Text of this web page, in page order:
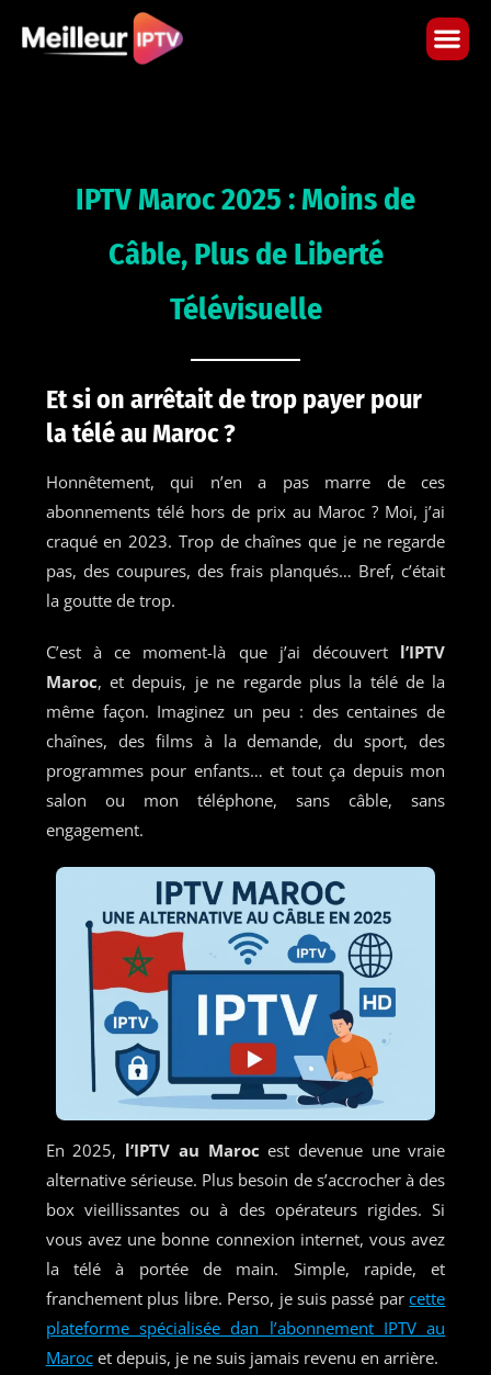
content
IPTV Maroc 2025 : Moins de
Câble, Plus de Liberté
Télévisuelle
Et si on arrêtait de trop payer pour
la télé au Maroc ?
Honnêtement, qui n’en a pas marre de ces
abonnements télé hors de prix au Maroc ? Moi, j’ai
craqué en 2023. Trop de chaînes que je ne regarde
pas, des coupures, des frais planqués… Bref, c’était
la goutte de trop.
C’est à ce moment-là que j’ai découvert l’IPTV
Maroc, et depuis, je ne regarde plus la télé de la
même façon. Imaginez un peu : des centaines de
chaînes, des films à la demande, du sport, des
programmes pour enfants… et tout ça depuis mon
salon ou mon téléphone, sans câble, sans
engagement.
En 2025, l’IPTV au Maroc est devenue une vraie
alternative sérieuse. Plus besoin de s’accrocher à des
box vieillissantes ou à des opérateurs rigides. Si
vous avez une bonne connexion internet, vous avez
la télé à portée de main. Simple, rapide, et
franchement plus libre. Perso, je suis passé parcette
plateforme spécialisée dan l’abonnement IPTV au
Marocet depuis, je ne suis jamais revenu en arrière.